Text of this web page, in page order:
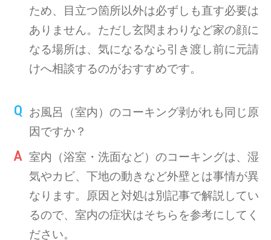
ため、目立つ箇所以外は必ずしも直す必要は
ありません。ただし玄関まわりなど家の顔に
なる場所は、気になるなら引き渡し前に元請
けへ相談するのがおすすめです。
お風呂（室内）のコーキング剥がれも同じ原
因ですか？
室内（浴室・洗面など）のコーキングは、湿
気やカビ、下地の動きなど外壁とは事情が異
なります。原因と対処は別記事で解説してい
るので、室内の症状はそちらを参考にしてく
ださい。